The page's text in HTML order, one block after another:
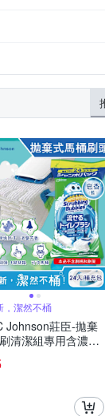
，潔然不桶
Johnson莊臣-拋棄
清潔組專用含濃縮
換刷頭補充包24入/大
(本品不含刷柄和刷
芳香)